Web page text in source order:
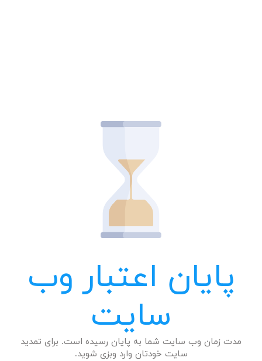
پایان اعتبار وب
سایت
مدت زمان وب سایت شما به پایان رسیده است. برای تمدید
سایت خودتان وارد وبزی شوید.